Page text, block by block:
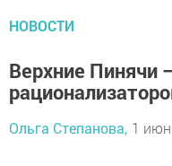
НОВОСТИ
Верхние Пинячи
Ольга Степанова, 1